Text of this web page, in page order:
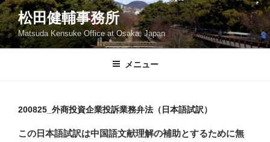
コ
ン
テ
ン
松田健輔事務所
Matsuda Kensuke Office at Osaka, Japan
メニュー
200825_外商投資企業投訴業務弁法（日本語試訳）
この日本語試訳は中国語文献理解の補助とするために無